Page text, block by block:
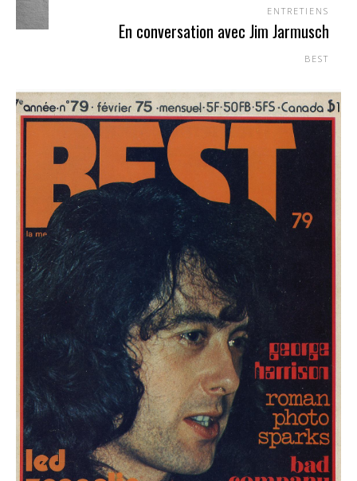
ENTRETIENS
En conversation avec Jim Jarmusch
BEST